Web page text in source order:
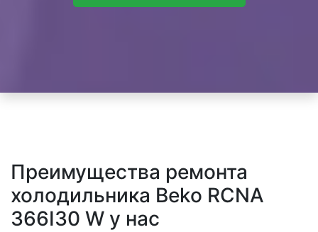
Преимущества ремонта
холодильника Beko RCNA
366I30 W у нас